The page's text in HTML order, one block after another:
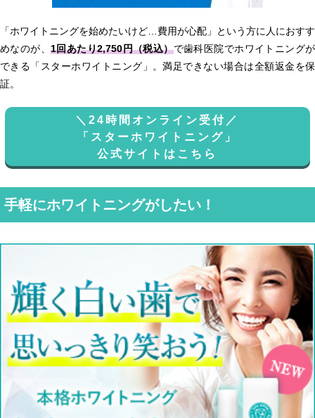
「ホワイトニングを始めたいけど…費用が心配」という方に人におすす
めなのが、1回あたり2,750円（税込）で歯科医院でホワイトニングが
できる「スターホワイトニング」。満足できない場合は全額返金を保
証。
＼24時間オンライン受付／
「スターホワイトニング」
公式サイトはこちら
手軽にホワイトニングがしたい！